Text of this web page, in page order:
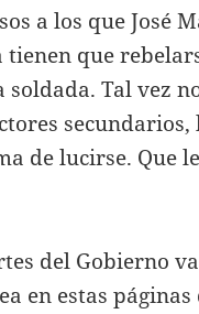
a los que José
que
Tal vez
secundarios,
de lucirse. Que
del Gobierno
en estas